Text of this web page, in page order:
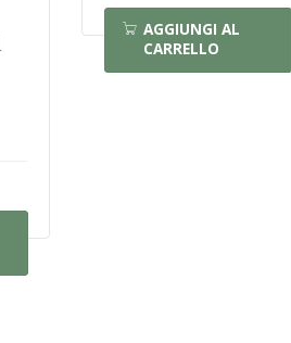
AGGIUNGI AL
CARRELLO